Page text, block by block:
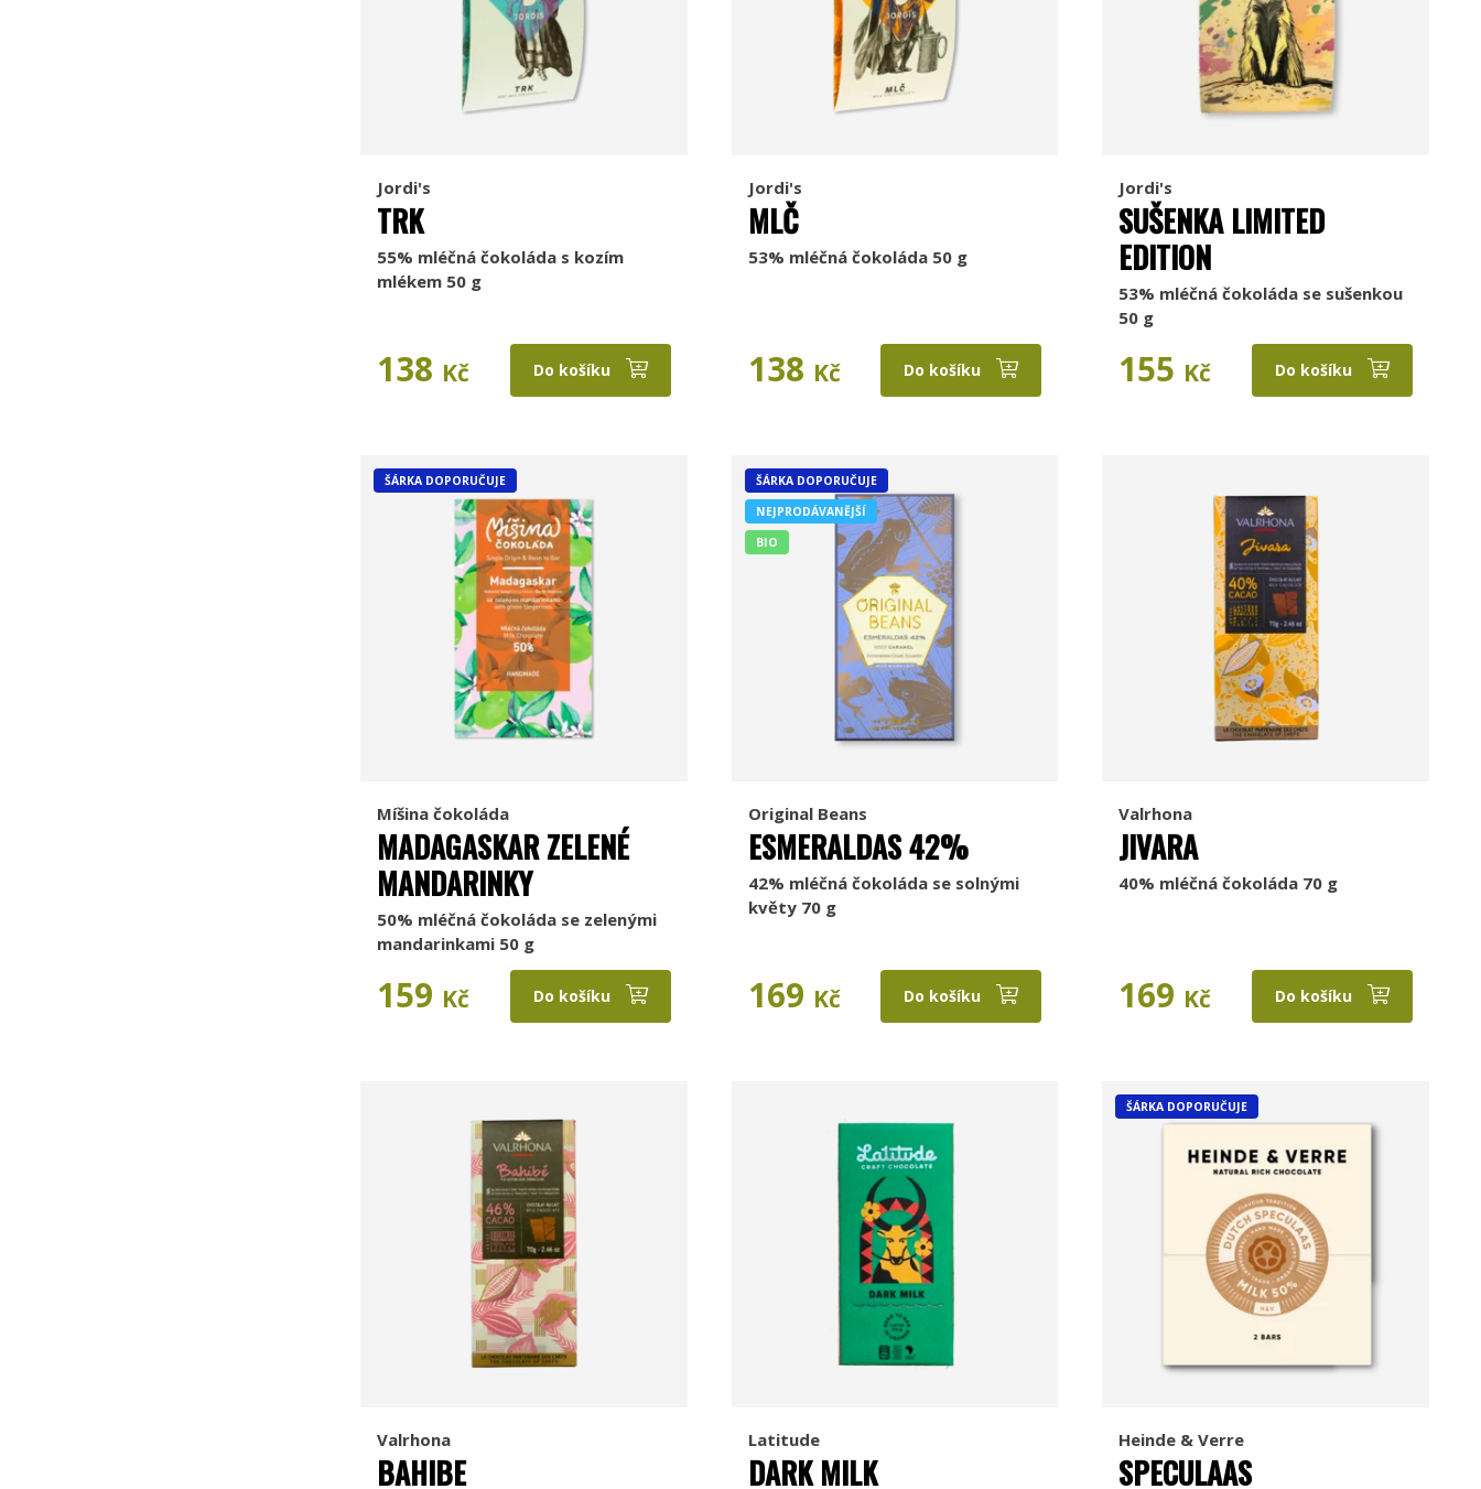
Jordi's
TRK
55% mléčná čokoláda s kozím
mlékem 50 g
138 Kč Do košíku
Jordi's
MLČ
53% mléčná čokoláda 50 g
138 Kč Do košíku
Jordi's
SUŠENKA LIMITED
EDITION
53% mléčná čokoláda se sušenkou
50 g
155 Kč Do košíku
ŠÁRKA DOPORUČUJE
Míšina čokoláda
MADAGASKAR ZELENÉ
MANDARINKY
50% mléčná čokoláda se zelenými
mandarinkami 50 g
159 Kč Do košíku
ŠÁRKA DOPORUČUJE
NEJPRODÁVANĚJŠÍ
BIO
Original Beans
ESMERALDAS 42%
42% mléčná čokoláda se solnými
květy 70 g
169 Kč Do košíku
Valrhona
JIVARA
40% mléčná čokoláda 70 g
169 Kč Do košíku
Valrhona
BAHIBE
Latitude
DARK MILK
ŠÁRKA DOPORUČUJE
Heinde & Verre
SPECULAAS